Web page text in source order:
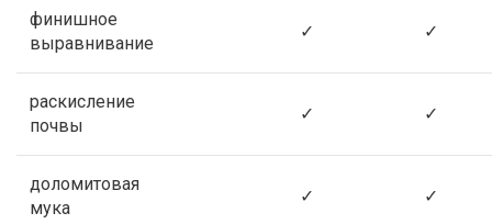
финишное
выравнивание
✓ ✓
раскисление
почвы
✓ ✓
доломитовая
мука
✓ ✓